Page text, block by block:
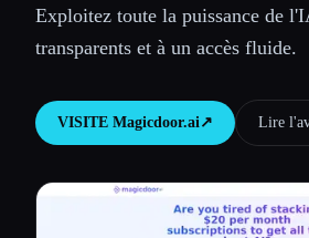
🎓Étudiants 🎬
Blog
Comparer les outils
Exploitez toute la puissance de
transparents et à un accès fluide.
VISITE Magicdoor.ai↗︎ Lire